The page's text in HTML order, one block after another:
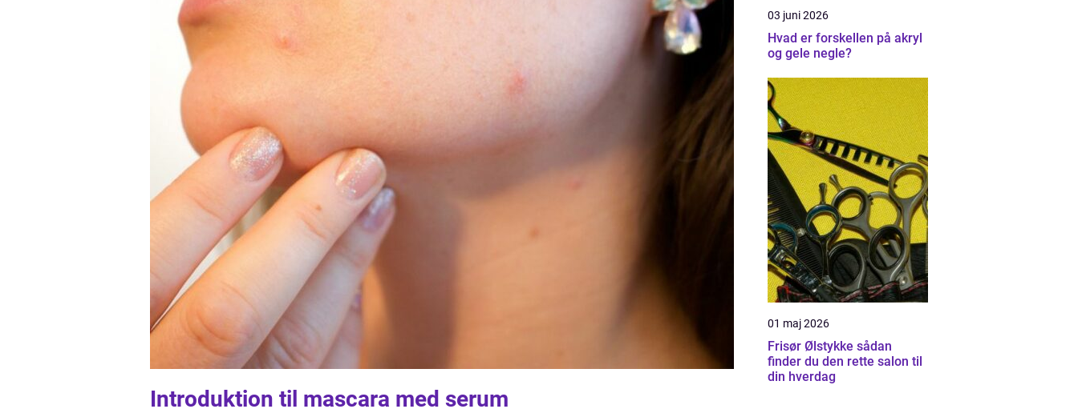
Introduktion til mascara med serum
03 juni 2026
Hvad er forskellen på akryl
og gele negle?
01 maj 2026
Frisør Ølstykke sådan
finder du den rette salon til
din hverdag